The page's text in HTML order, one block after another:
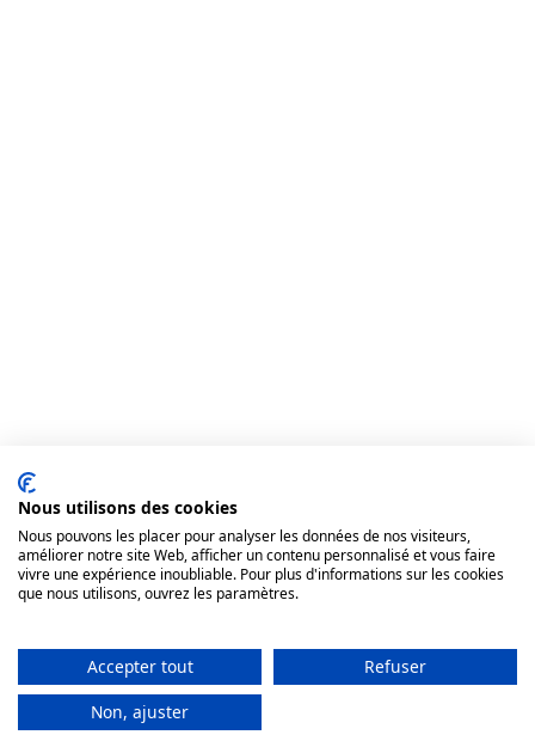
Nous utilisons des cookies
Nous pouvons les placer pour analyser les données de nos visiteurs,
améliorer notre site Web, afficher un contenu personnalisé et vous faire
vivre une expérience inoubliable. Pour plus d'informations sur les cookies
que nous utilisons, ouvrez les paramètres.
Accepter tout
Refuser
Non, ajuster